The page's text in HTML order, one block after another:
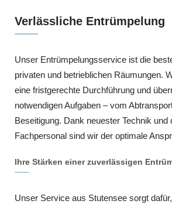
Verlässliche Entrümpelung
Unser Entrümpelungsservice ist die
privaten und betrieblichen Räumungen.
eine fristgerechte Durchführung und
notwendigen Aufgaben – vom
Beseitigung. Dank neuester Technik und
Fachpersonal sind wir der optimale
Ihre Stärken einer zuverlässigen
Unser Service aus Stutensee sorgt